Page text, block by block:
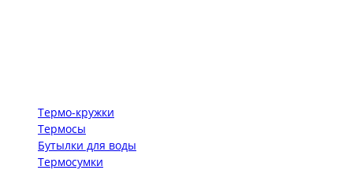
Термо-кружки
Термосы
Бутылки для воды
Термосумки